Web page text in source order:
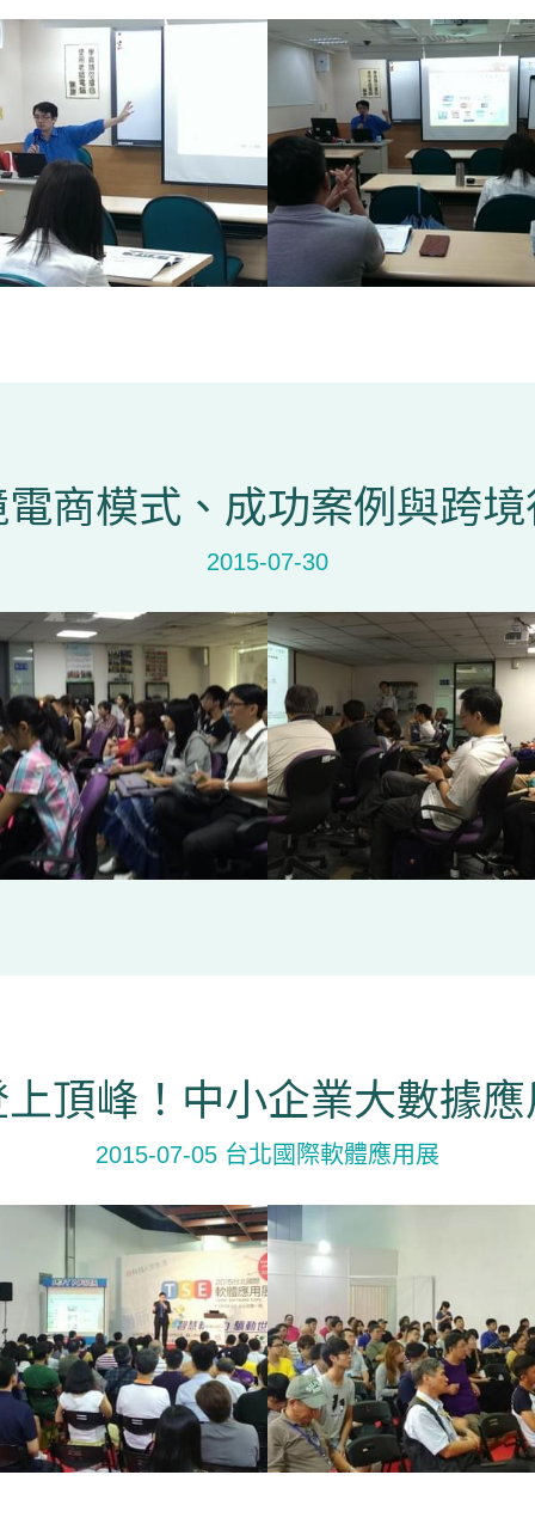
商模式、成功案例與跨
2015-07-30
頂峰！中小企業大數據
2015-07-05 台北國際軟體應用展